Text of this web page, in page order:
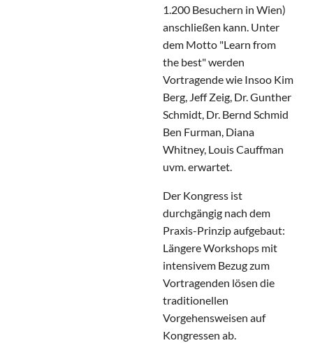
1.200 Besuchern in Wien)
anschließen kann. Unter
dem Motto "Learn from
the best" werden
Vortragende wie Insoo Kim
Berg, Jeff Zeig, Dr. Gunther
Schmidt, Dr. Bernd Schmid
Ben Furman, Diana
Whitney, Louis Cauffman
uvm. erwartet.
Der Kongress ist
durchgängig nach dem
Praxis-Prinzip aufgebaut:
Längere Workshops mit
intensivem Bezug zum
Vortragenden lösen die
traditionellen
Vorgehensweisen auf
Kongressen ab.